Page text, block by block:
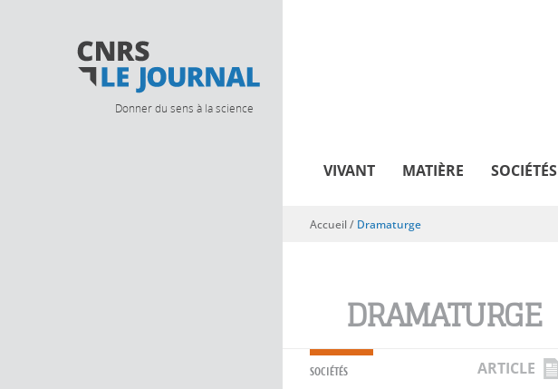
Donner du sens à la science
VIVANT MATIÈRE SOCIÉTÉS
Vous êtes ici
Accueil/ Dramaturge
DRAMATURGE
SOCIÉTÉS ARTICLE